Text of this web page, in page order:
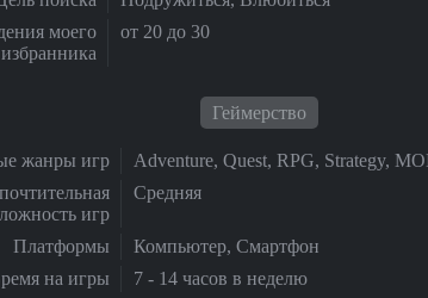
моего
избранника
от 20 до 30
Геймерство
жанры игр
Adventure, Quest, RPG, Strategy,
игр
Средняя
Платформы
Компьютер, Смартфон
на игры
7 - 14 часов в неделю